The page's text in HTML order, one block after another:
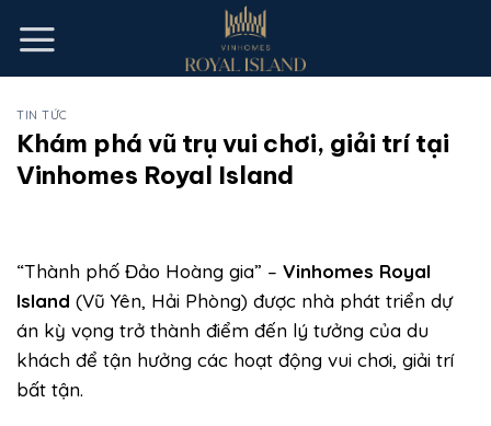
TIN TỨC
Khám phá vũ trụ vui chơi, giải trí tại
Vinhomes Royal Island
“Thành phố Đảo Hoàng gia” – Vinhomes Royal
Island (Vũ Yên, Hải Phòng) được nhà phát triển dự
án kỳ vọng trở thành điểm đến lý tưởng của du
khách để tận hưởng các hoạt động vui chơi, giải trí
bất tận.